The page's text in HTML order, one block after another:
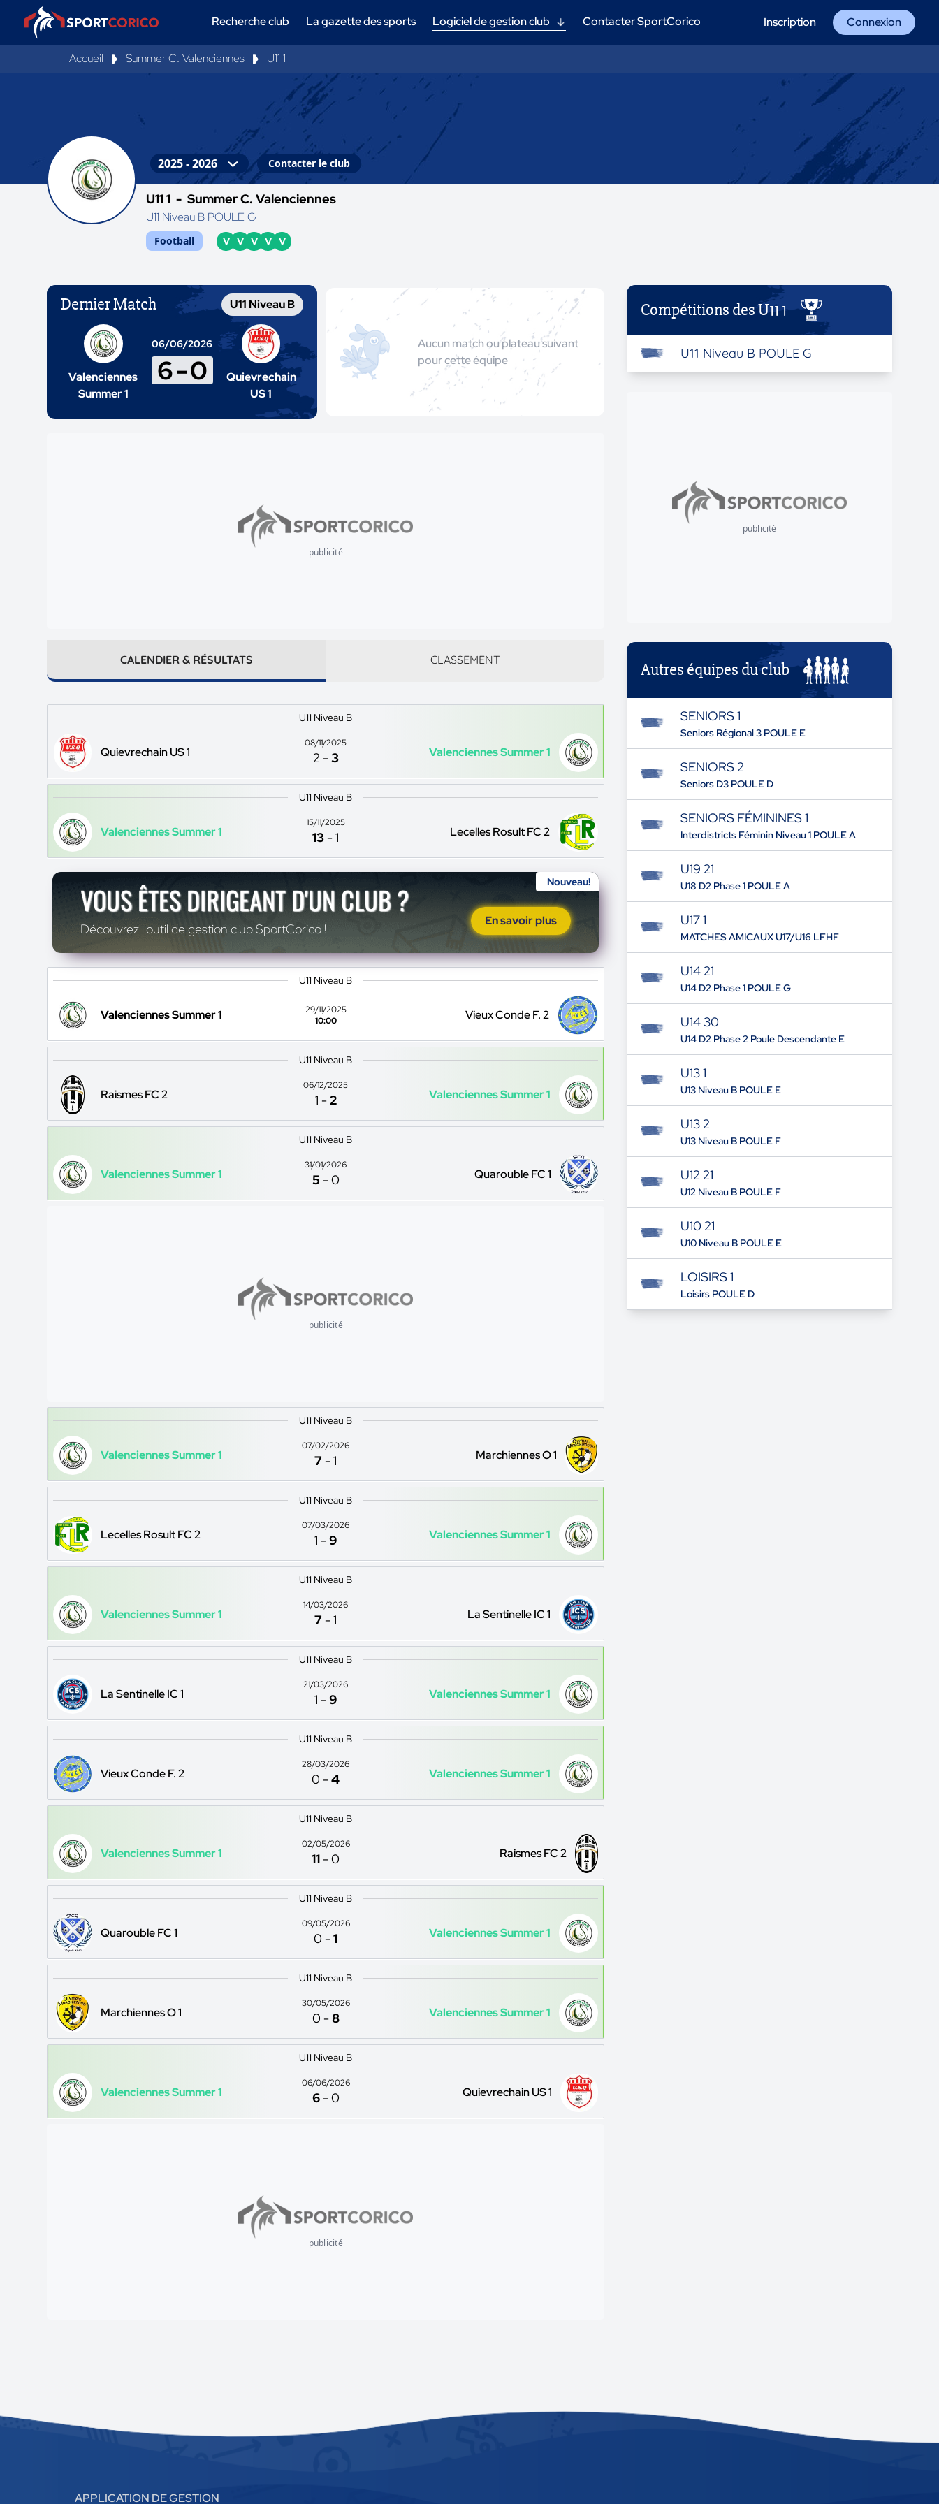
Recherche club La gazette des sports Logiciel de gestion club Contacter SportCorico Inscription Connexion
Accueil Summer C. Valenciennes U11 1
Contacter le club
U11 1 -Summer C. Valenciennes
U11 Niveau B POULE G
Football V V V V V
Dernier Match U11 Niveau B
Valenciennes
Summer 1
06/06/2026
6-0
Quievrechain
US 1
Aucun match ou plateau suivant
pour cette équipe
publicité
CALENDIER & RÉSULTATS CLASSEMENT
U11 Niveau B
Quievrechain US 1
08/11/2025
2 -3 Valenciennes Summer 1
U11 Niveau B
Valenciennes Summer 1
15/11/2025
13 -1 Lecelles Rosult FC 2
Nouveau!
VOUS ÊTES DIRIGEANT D'UN CLUB ?
Découvrez l'outil de gestion club SportCorico !
En savoir plus
U11 Niveau B
Valenciennes Summer 1
29/11/2025
10:00
Vieux Conde F. 2
U11 Niveau B
Raismes FC 2
06/12/2025
1 -2 Valenciennes Summer 1
U11 Niveau B
Valenciennes Summer 1
31/01/2026
5 -0 Quarouble FC 1
publicité
U11 Niveau B
Valenciennes Summer 1
07/02/2026
7 -1 Marchiennes O 1
U11 Niveau B
Lecelles Rosult FC 2
07/03/2026
1 -9 Valenciennes Summer 1
U11 Niveau B
Valenciennes Summer 1
14/03/2026
7 -1 La Sentinelle IC 1
U11 Niveau B
La Sentinelle IC 1
21/03/2026
1 -9 Valenciennes Summer 1
U11 Niveau B
Vieux Conde F. 2
28/03/2026
0 -4 Valenciennes Summer 1
U11 Niveau B
Valenciennes Summer 1
02/05/2026
11 -0 Raismes FC 2
U11 Niveau B
Quarouble FC 1
09/05/2026
0 -1 Valenciennes Summer 1
U11 Niveau B
Marchiennes O 1
30/05/2026
0 -8 Valenciennes Summer 1
U11 Niveau B
Valenciennes Summer 1
06/06/2026
6 -0 Quievrechain US 1
publicité
Compétitions des U11 1
U11 Niveau B POULE G
publicité
Autres équipes du club
SENIORS 1
Seniors Régional 3 POULE E
SENIORS 2
Seniors D3 POULE D
SENIORS FÉMININES 1
Interdistricts Féminin Niveau 1 POULE A
U19 21
U18 D2 Phase 1 POULE A
U17 1
MATCHES AMICAUX U17/U16 LFHF
U14 21
U14 D2 Phase 1 POULE G
U14 30
U14 D2 Phase 2 Poule Descendante E
U13 1
U13 Niveau B POULE E
U13 2
U13 Niveau B POULE F
U12 21
U12 Niveau B POULE F
U10 21
U10 Niveau B POULE E
LOISIRS 1
Loisirs POULE D
APPLICATION DE GESTION